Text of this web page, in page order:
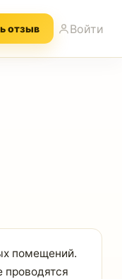
отзыв Войти
помещений.
проводятся